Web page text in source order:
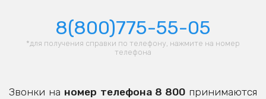
8(800)775-55-05
*для получения справки по телефону, нажмите на номер
телефона
Звонки на номер телефона 8 800принимаются